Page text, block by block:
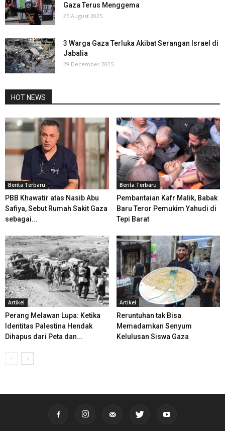
Gaza Terus Menggema
25 August 2025
3 Warga Gaza Terluka Akibat Serangan Israel di
Jabalia
29 December 2025
HOT NEWS
Berita Terbaru
PBB Khawatir atas Nasib Abu
Safiya, Sebut Rumah Sakit Gaza
sebagai...
Berita Terbaru
Pembantaian Kafr Malik, Babak
Baru Teror Pemukim Yahudi di
Tepi Barat
Artikel
Perang Melawan Lupa: Ketika
Identitas Palestina Hendak
Dihapus dari Peta dan...
Artikel
Reruntuhan tak Bisa
Memadamkan Senyum
Kelulusan Siswa Gaza